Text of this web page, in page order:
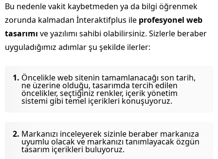
Bu nedenle vakit kaybetmeden ya da bilgi öğrenmek
zorunda kalmadan İnteraktifplus ile profesyonel web
tasarımı ve yazılımı sahibi olabilirsiniz. Sizlerle beraber
uyguladığımız adımlar şu şekilde ilerler:
Öncelikle web sitenin tamamlanacağı son tarih,
ne üzerine olduğu, tasarımda tercih edilen
öncelikler, seçtiğiniz renkler, içerik yönetim
sistemi gibi temel içerikleri konuşuyoruz.
Markanızı inceleyerek sizinle beraber markanıza
uyumlu olacak ve markanızı tanımlayacak özgün
tasarım içerikleri buluyoruz.